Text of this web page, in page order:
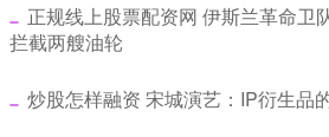
正规线上股票配资网 伊斯兰革命卫
拦截两艘油轮
炒股怎样融资 宋城演艺：IP衍生品